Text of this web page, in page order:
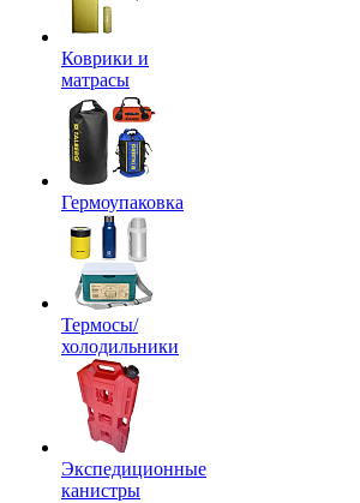
Коврики и
матрасы
Гермоупаковка
Термосы/
холодильники
Экспедиционные
канистры